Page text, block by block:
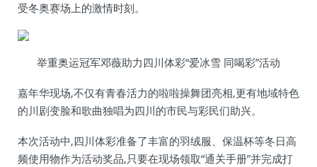
受冬奥赛场上的激情时刻。
举重奥运冠军邓薇助力四川体彩“爱冰雪 同喝彩”活动
嘉年华现场,不仅有青春活力的啦啦操舞团亮相,更有地域特色
的川剧变脸和歌曲独唱为四川的市民与彩民们助兴。
本次活动中,四川体彩准备了丰富的羽绒服、保温杯等冬日高
频使用物作为活动奖品,只要在现场领取“通关手册”并完成打